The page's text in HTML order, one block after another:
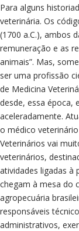
Para alguns
veterinária. Os
(1700 a.C.), ambos
remuneração e as
animais”. Mas,
ser uma profissão
de Medicina
desde, essa época,
aceleradamente.
o médico
Veterinários vai
veterinários,
atividades ligadas à
chegam à mesa do
agropecuária
responsáveis
administrativos,